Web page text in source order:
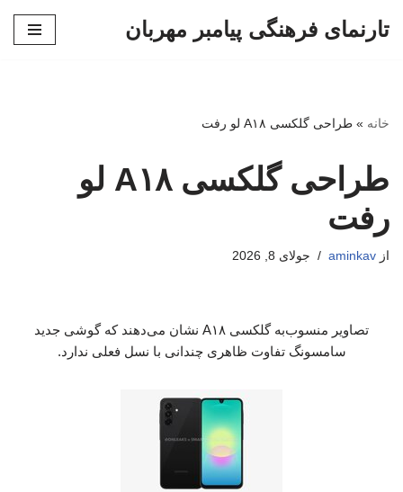
تارنمای فرهنگی پیامبر مهربان
خانه » طراحی گلکسی A۱۸ لو رفت
طراحی گلکسی A۱۸ لو
رفت
از aminkav جولای 8, 2026
تصاویر منسوب‌به گلکسی A۱۸ نشان می‌دهند که گوشی جدید
سامسونگ تفاوت ظاهری چندانی با نسل فعلی ندارد.